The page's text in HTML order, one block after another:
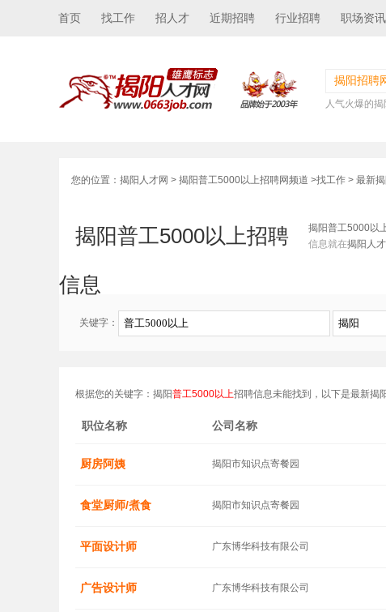
首页 找工作 招人才 近期招聘 行业招聘 职场资讯
揭阳招聘
人气火爆的
您的位置： 揭阳人才网 > 揭阳普工5000以上招聘网频道 >找工作 > 最新
揭阳普工5000以上招聘
信息
揭阳普工5000以
信息就在揭阳人
关键字：
根据您的关键字：揭阳普工5000以上招聘信息未能找到，以下是最新揭
职位名称 公司名称
厨房阿姨 揭阳市知识点寄餐园
食堂厨师/煮食 揭阳市知识点寄餐园
平面设计师 广东博华科技有限公司
广告设计师 广东博华科技有限公司